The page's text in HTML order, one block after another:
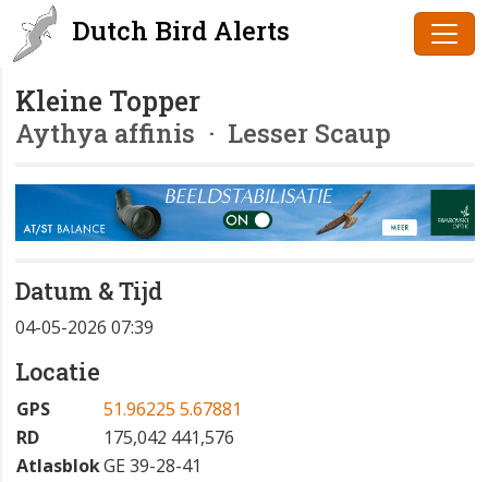
Dutch Bird Alerts
Kleine Topper
Aythya affinis · Lesser Scaup
Datum & Tijd
04-05-2026 07:39
Locatie
GPS
51.96225 5.67881
RD
175,042 441,576
AtlasblokGE 39-28-41